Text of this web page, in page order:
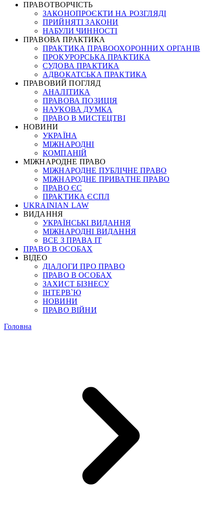
ПРАВОТВОРЧІСТЬ
ЗАКОНОПРОЄКТИ НА РОЗГЛЯДІ
ПРИЙНЯТІ ЗАКОНИ
НАБУЛИ ЧИННОСТІ
ПРАВОВА ПРАКТИКА
ПРАКТИКА ПРАВООХОРОННИХ ОРГАНІВ
ПРОКУРОРСЬКА ПРАКТИКА
СУДОВА ПРАКТИКА
АДВОКАТСЬКА ПРАКТИКА
ПРАВОВИЙ ПОГЛЯД
АНАЛІТИКА
ПРАВОВА ПОЗИЦІЯ
НАУКОВА ДУМКА
ПРАВО В МИСТЕЦТВІ
НОВИНИ
УКРАЇНА
МІЖНАРОДНІ
КОМПАНІЙ
МІЖНАРОДНЕ ПРАВО
МІЖНАРОДНЕ ПУБЛІЧНЕ ПРАВО
МІЖНАРОДНЕ ПРИВАТНЕ ПРАВО
ПРАВО ЄС
ПРАКТИКА ЄСПЛ
UKRAINIAN LAW
ВИДАННЯ
УКРАЇНСЬКІ ВИДАННЯ
МІЖНАРОДНІ ВИДАННЯ
ВСЕ З ПРАВА ІТ
ПРАВО В ОСОБАХ
ВІДЕО
ДІАЛОГИ ПРО ПРАВО
ПРАВО В ОСОБАХ
ЗАХИСТ БІЗНЕСУ
ІНТЕРВ`Ю
НОВИНИ
ПРАВО ВІЙНИ
Головна